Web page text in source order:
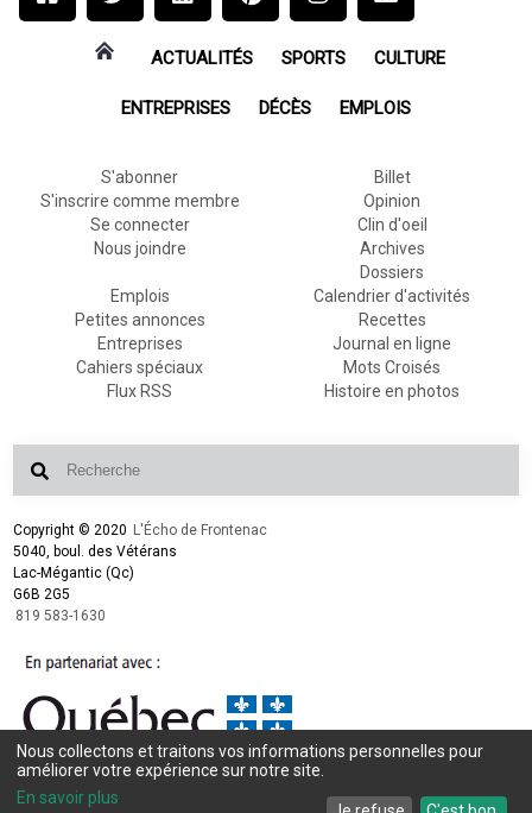
ACTUALITÉS SPORTS CULTURE
ENTREPRISES DÉCÈS EMPLOIS
S'abonner
S'inscrire comme membre
Se connecter
Nous joindre
Billet
Opinion
Clin d'oeil
Archives
Dossiers
Emplois
Petites annonces
Entreprises
Cahiers spéciaux
Flux RSS
Calendrier d'activités
Recettes
Journal en ligne
Mots Croisés
Histoire en photos
Copyright © 2020 L'Écho de Frontenac
5040, boul. des Vétérans
Lac-Mégantic (Qc)
G6B 2G5
819 583-1630
Conception et design :L'Écho de Frontenac
Intégration et programmation :
Nous collectons et traitons vos informations personnelles pour
améliorer votre expérience sur notre site.
En savoir plus